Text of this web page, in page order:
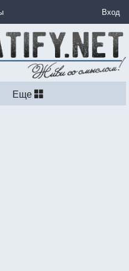
Вход
Еще